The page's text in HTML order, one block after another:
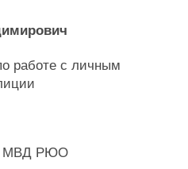
работе с личным
МВД РЮО